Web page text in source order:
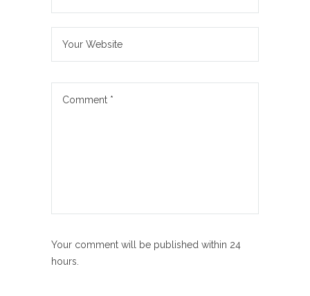
Your comment will be published within 24
hours.